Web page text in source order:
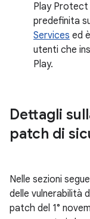
Play
predefinita
Services ed
utenti che
Play.
Dettagli
patch di
Nelle sezioni
delle vulnerabilità
patch del 1°